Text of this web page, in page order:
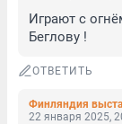
Играют с
Беглову !
ОТВЕТИТЬ
22 января 2025,